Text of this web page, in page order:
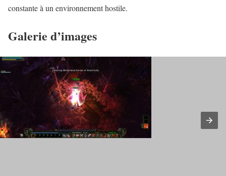
constante à un environnement hostile.
Galerie d’images